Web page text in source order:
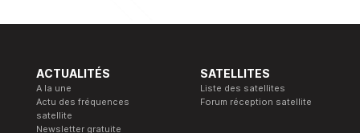
ACTUALITÉS
A la une
Actu des fréquences
satellite
Newsletter gratuite
SATELLITES
Liste des satellites
Forum réception satellite